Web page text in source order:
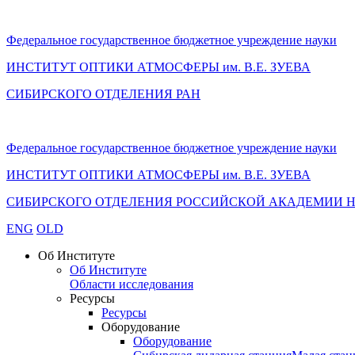
Федеральное государственное бюджетное учреждение науки
ИНСТИТУТ ОПТИКИ АТМОСФЕРЫ им. В.Е. ЗУЕВА
СИБИРСКОГО ОТДЕЛЕНИЯ РАН
Федеральное государственное бюджетное учреждение науки
ИНСТИТУТ ОПТИКИ АТМОСФЕРЫ им. В.Е. ЗУЕВА
СИБИРСКОГО ОТДЕЛЕНИЯ РОССИЙСКОЙ АКАДЕМИИ
ENG OLD
Об Институте
Об Институте
Области исследования
Ресурсы
Ресурсы
Оборудование
Оборудование